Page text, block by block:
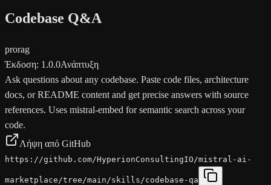
Codebase Q&A
prorag
Έκδοση: 1.0.0Ανάπτυξη
Ask questions about any codebase. Paste code files, architecture
docs, or README content and get precise answers with source
references. Uses mistral-embed for semantic search across your
code.
Λήψη από GitHub
https://github.com/HyperionConsultingIO/mistral-ai-
marketplace/tree/main/skills/codebase-qa